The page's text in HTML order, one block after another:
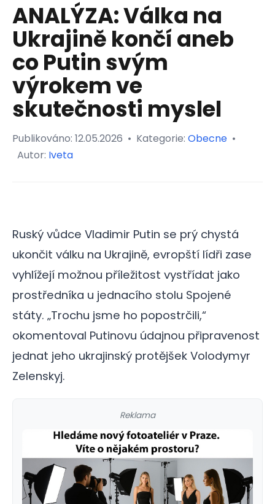
ANALÝZA: Válka na
Ukrajině končí aneb
co Putin svým
výrokem ve
skutečnosti myslel
Publikováno: 12.05.2026 • Kategorie: Obecne •
Autor: Iveta
Ruský vůdce Vladimir Putin se prý chystá
ukončit válku na Ukrajině, evropští lídři zase
vyhlížejí možnou příležitost vystřídat jako
prostředníka u jednacího stolu Spojené
státy. „Trochu jsme ho popostrčili,“
okomentoval Putinovu údajnou připravenost
jednat jeho ukrajinský protějšek Volodymyr
Zelenskyj.
Reklama